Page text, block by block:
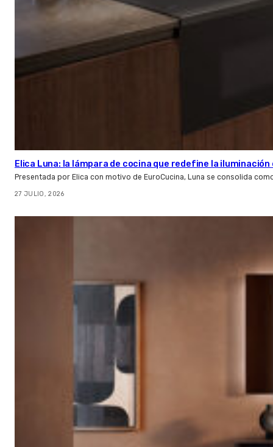
Elica Luna: la lámpara de cocina que redefine la
Presentada por Elica con motivo de EuroCucina, Luna se consolida
27 JULIO, 2026